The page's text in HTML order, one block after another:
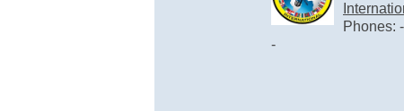
Phones: -
-